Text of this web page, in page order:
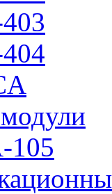
105